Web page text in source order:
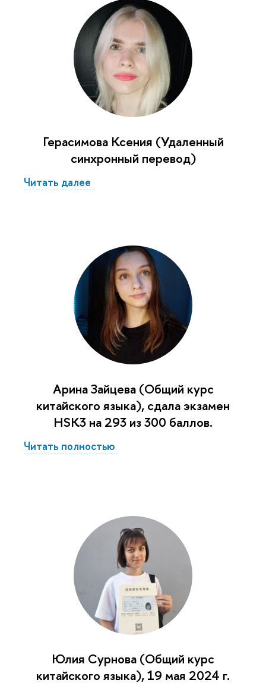
Герасимова Ксения (Удаленный
синхронный перевод)
Читать далее
Арина Зайцева (Общий курс
китайского языка), сдала экзамен
HSK3 на 293 из 300 баллов.
Читать полностью
Юлия Сурнова (Общий курс
китайского языка), 19 мая 2024 г.